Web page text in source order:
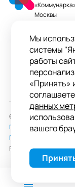
Москвы
+7
Колл-
ул.
© 2026 ГБУЗ «ММКЦ
Пользовательское
Политика обработки
Разработка сайта —
Мы
системы
работы
«Принять»
данных
вашего